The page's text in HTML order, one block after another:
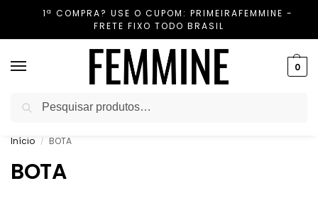
1ª COMPRA? USE O CUPOM: PRIMEIRAFEMMINE -
FRETE FIXO TODO BRASIL
0
Início / BOTA
BOTA